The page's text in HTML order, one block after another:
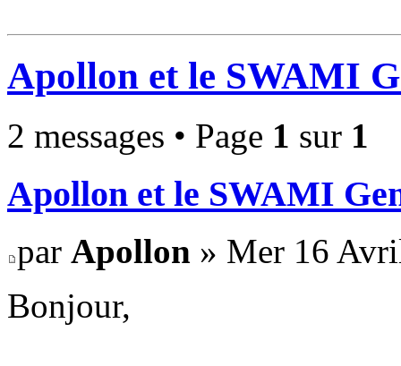
Apollon et le SWAMI
2 messages • Page 1 sur 1
Apollon et le SWAMI
par Apollon » Mer 16
Bonjour,